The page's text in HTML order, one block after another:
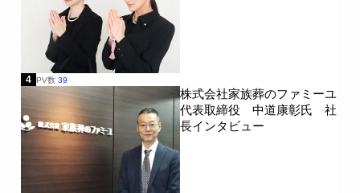
4 PV数 39
株式会社家族葬のファミーユ
代表取締役 中道康彰氏 社
長インタビュー